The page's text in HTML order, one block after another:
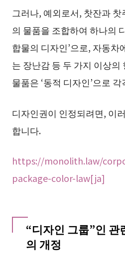
그러나, 예외로서, 찻잔과
의 물품을 조합하여 하나의
합물의 디자인’으로, 자동차
는 장난감 등 두 가지 이상의
물품은 ‘동적 디자인’으로
디자인권이 인정되려면, 이
합니다.
https://monolith.law/
package-color-law[ja]
“디자인 그룹”인 관
의 개정